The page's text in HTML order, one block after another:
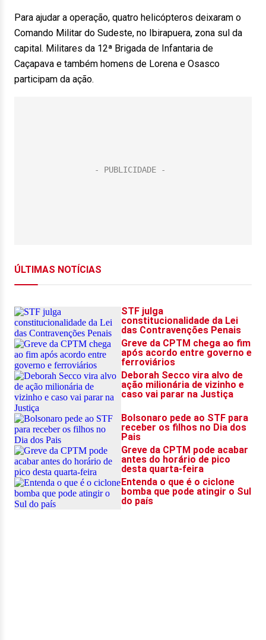
Para ajudar a operação, quatro helicópteros deixaram o
Comando Militar do Sudeste, no Ibirapuera, zona sul da
capital. Militares da 12ª Brigada de Infantaria de
Caçapava e também homens de Lorena e Osasco
participam da ação.